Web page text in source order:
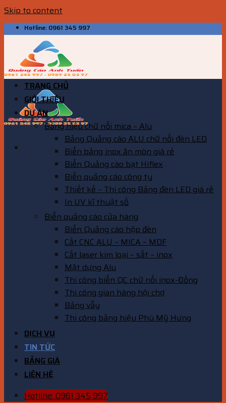
Skip to content
Hotline: 0961 345 997
TRANG CHỦ
GIỚI THIỆU
DỰ ÁN
Bảng hiệu chữ nổi mica – Alu
Bảng Quảng cáo ALU chữ nổi đèn LED
Biển bảng inox ăn mòn giá rẻ
Biển Quảng cáo bạt Hiflex
Biển quảng cáo công ty
Thiết kế – Thi công Bảng đèn LED giá rẻ
In UV kĩ thuật số
Biển quảng cáo cửa hàng
Biển Quảng cáo hộp đèn
Cắt CNC ALU – MICA – MDF
Cắt laser kim loại – sắt – inox
Mặt dựng Alu
Thi công biển QC chữ nổi inox-Đồng
Thi công gian hàng hội chợ
Bảng vẫy
Thi công bảng hiệu Phú Mỹ Hưng
DỊCH VỤ
TIN TỨC
BẢNG GIÁ
LIÊN HỆ
Hotline: 0961 345 997